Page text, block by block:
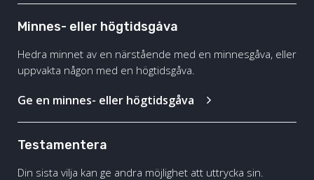
Minnes- eller högtidsgåva
Hedra minnet av en närstående med en minnesgåva, eller
uppvakta någon med en högtidsgåva.
Ge en minnes- eller högtidsgåva
Testamentera
Din sista vilja kan ge andra möjlighet att uttrycka sin.